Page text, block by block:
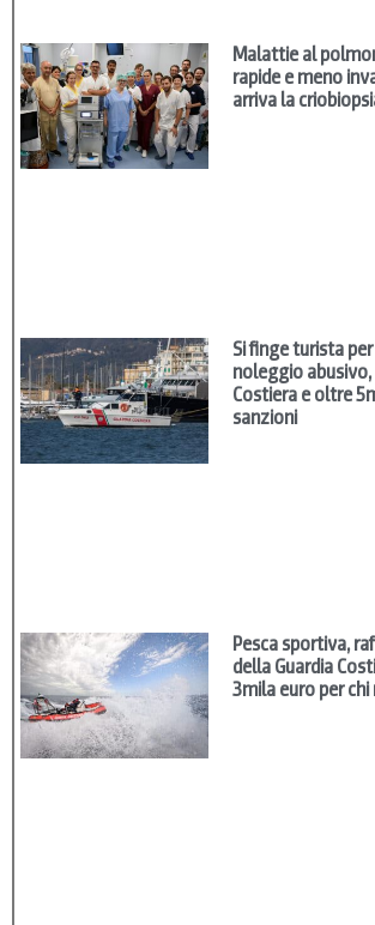
Malattie al
rapide e meno
arriva la
Si finge turista
noleggio
Costiera e oltre
sanzioni
Pesca sportiva,
della Guardia
3mila euro per